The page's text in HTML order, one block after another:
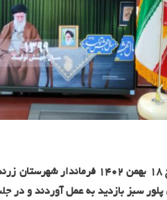
به گزارش روابط عمومی گروه صنعتی پلور
پلور سبز بازدید به عمل آوردند و